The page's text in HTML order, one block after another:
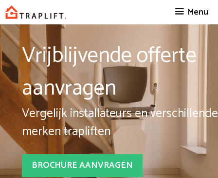
Spring
naar
inhoud
Menu
Vrijblijvende offerte
aanvragen
Vergelijk installateurs en verschillende
merken trapliften
BROCHURE AANVRAGEN